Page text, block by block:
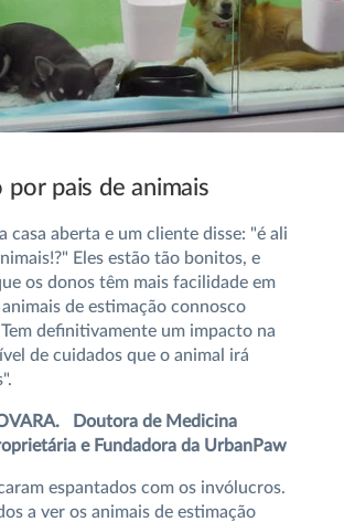
por pais de animais
casa aberta e um cliente disse: "é ali
Eles estão tão bonitos, e
os donos têm mais facilidade em
de estimação connosco
definitivamente um impacto na
de cuidados que o animal irá
Doutora de Medicina
e Fundadora da UrbanPaw
espantados com os invólucros.
a ver os animais de estimação